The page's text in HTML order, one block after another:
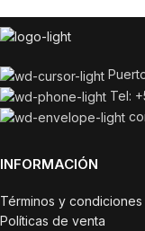
Tel:
INFORMACIÓN
Términos y condiciones
Políticas de venta